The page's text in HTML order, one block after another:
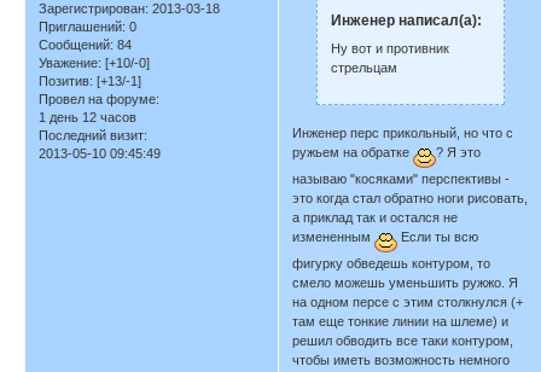
Зарегистрирован: 2013-03-18
Приглашений: 0
Сообщений: 84
Уважение: [+10/-0]
Позитив: [+13/-1]
Провел на форуме:
1 день 12 часов
Последний визит:
2013-05-10 09:45:49
Инженер написал(а):
Ну вот и противник
стрельцам
Инженер перс прикольный, но что с
ружьем на обратке
? Я это
называю "косяками" перспективы -
это когда стал обратно ноги рисовать,
а приклад так и остался не
измененным
Если ты всю
фигурку обведешь контуром, то
смело можешь уменьшить ружжо. Я
на одном персе с этим столкнулся (+
там еще тонкие линии на шлеме) и
решил обводить все таки контуром,
чтобы иметь возможность немного